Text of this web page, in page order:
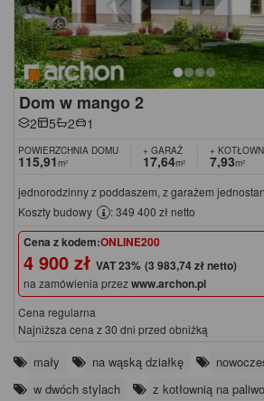
Dom w mango 2
2 5 2 1
POWIERZCHNIA DOMU
115,91m²
+ GARAŻ
17,64m²
+
7,93m²
jednorodzinny z poddaszem, z garażem
Koszty budowy
: 349 400 zł netto
Cena z kodem:ONLINE200
4 900 zł (3 983,74 zł netto)
na zamówienia przezwww.archon.pl
Cena regularna
Najniższa cena z 30 dni przed obniżką
mały na wąską działkę
w dwóch stylach
z kotłownią na